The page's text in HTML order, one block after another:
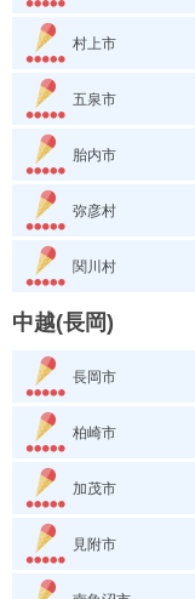
村上市
五泉市
胎内市
弥彦村
関川村
中越(長岡)
長岡市
柏崎市
加茂市
見附市